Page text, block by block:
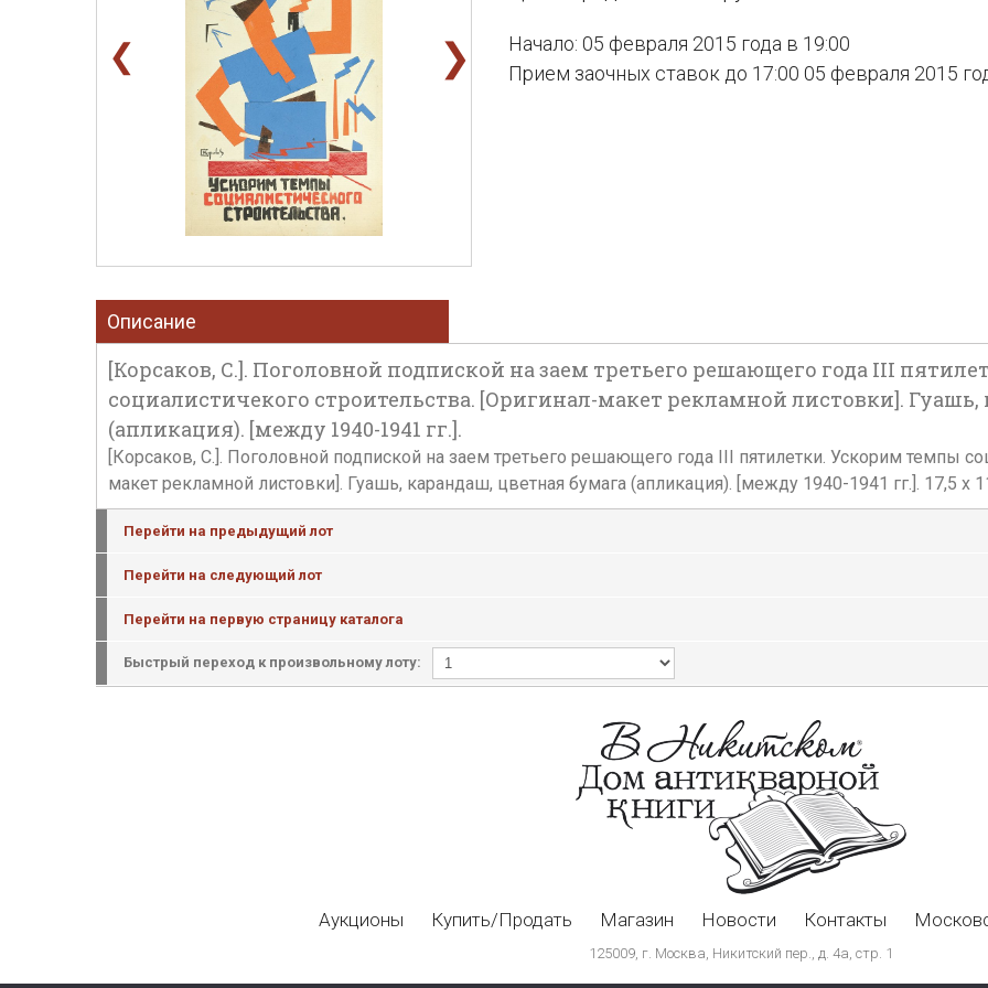
❮ ❯
Начало: 05 февраля 2015 года в 19:00
Прием заочных ставок до 17:00 05 февраля 2015
Описание
[Корсаков, С.]. Поголовной подпиской на заем третьего решающего года III
социалистичекого строительства. [Оригинал-макет рекламной листовки].
(апликация). [между 1940-1941 гг.].
[Корсаков, С.]. Поголовной подпиской на заем третьего решающего года III пятилетки. Ускорим темпы
макет рекламной листовки]. Гуашь, карандаш, цветная бумага (апликация). [между 1940-1941 гг.]. 17,5 x
Перейти на предыдущий лот
Перейти на следующий лот
Перейти на первую страницу каталога
Быстрый переход к произвольному лоту:
Аукционы Купить/Продать Магазин Новости Контакты
125009, г. Москва, Никитский пер., д. 4а, стр. 1